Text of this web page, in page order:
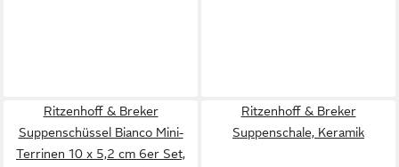
Ritzenhoff & Breker
Suppenschüssel Bianco Mini-
Terrinen 10 x 5,2 cm 6er Set,
Ritzenhoff & Breker
Suppenschale, Keramik